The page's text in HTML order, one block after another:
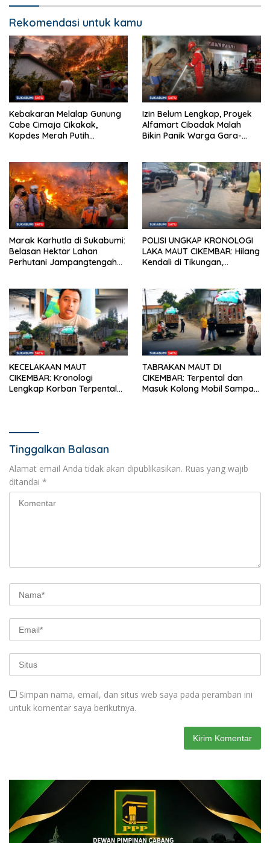
Rekomendasi untuk kamu
Kebakaran Melalap Gunung
Cabe Cimaja Cikakak,
Kopdes Merah Putih
Izin Belum Lengkap, Proyek
Alfamart Cibadak Malah
Bikin Panik Warga Gara-
Marak Karhutla di Sukabumi:
Belasan Hektar Lahan
Perhutani Jampangtengah
POLISI UNGKAP KRONOLOGI
LAKA MAUT CIKEMBAR: Hilang
Kendali di Tikungan,
KECELAKAAN MAUT
CIKEMBAR: Kronologi
Lengkap Korban Terpental
TABRAKAN MAUT DI
CIKEMBAR: Terpental dan
Masuk Kolong Mobil Sampah,
Tinggalkan Balasan
Alamat email Anda tidak akan dipublikasikan. Ruas yang wajib
ditandai *
Simpan nama, email, dan situs web saya pada peramban ini
untuk komentar saya berikutnya.